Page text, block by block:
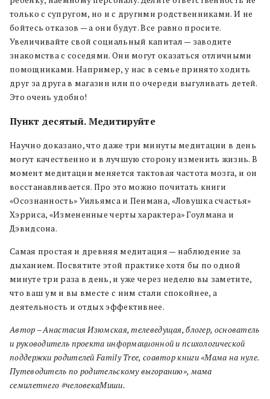
только с супругом, но и с другими родственниками. И не
бойтесь отказов — а они будут. Все равно просите.
Увеличивайте свой социальный капитал — заводите
знакомства с соседями. Они могут оказаться отличными
помощниками. Например, у нас в семье принято ходить
друг за друга в магазин или по очереди выгуливать детей.
Это очень удобно!
Пункт десятый. Медитируйте
Научно доказано, что даже три минуты медитации в день
могут качественно и в лучшую сторону изменить жизнь. В
момент медитации меняется тактовая частота мозга, и он
восстанавливается. Про это можно почитать книги
«Осознанность» Уильямса и Пенмана, «Ловушка счастья»
Хэрриса, «Измененные черты характера» Гоулмана и
Дэвидсона.
Самая простая и древняя медитация — наблюдение за
дыханием. Посвятите этой практике хотя бы по одной
минуте три раза в день, и уже через неделю вы заметите,
что ваш ум и вы вместе с ним стали спокойнее, а
деятельность и отдых эффективнее.
Автор – Анастасия Изюмская, телеведущая, блогер, основатель
и руководитель проекта информационной и психологической
поддержки родителей Family Tree, соавтор книги «Мама на нуле.
Путеводитель по родительскому выгоранию», мама
семилетнего #человекаМиши.